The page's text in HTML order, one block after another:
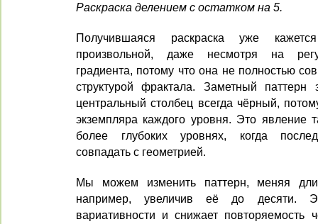
Раскраска делением с остатком на 5.
Получившаяся раскраска уже
произвольной, даже несмотря на
градиента, потому что она не полностью
структурой фрактала. Заметный паттерн
центральный столбец всегда чёрный,
экземпляра каждого уровня. Это явление
более глубоких уровнях, когда
совпадать с геометрией.
Мы можем изменить паттерн, меняя
например, увеличив её до десяти.
вариативности и снижает повторяемость